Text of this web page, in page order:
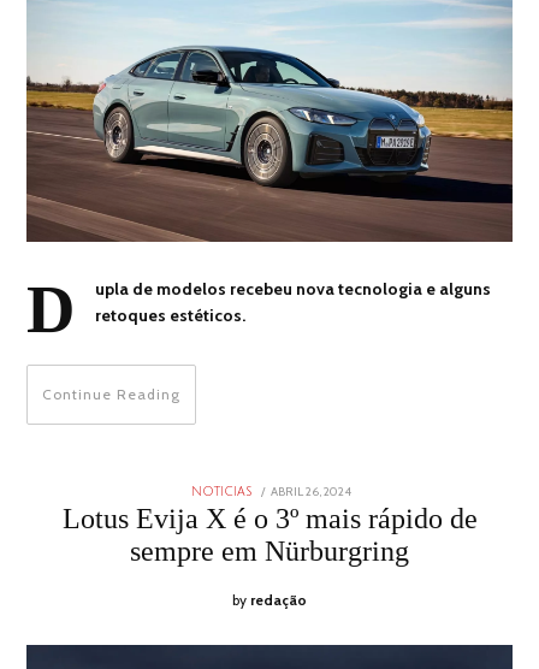
D
upla de modelos recebeu nova tecnologia e alguns
retoques estéticos.
Continue Reading
NOTICIAS
POSTED
ON
ABRIL 26, 2024ABRIL
2024
Lotus Evija X é o 3º mais rápido de
sempre em Nürburgring
by redação